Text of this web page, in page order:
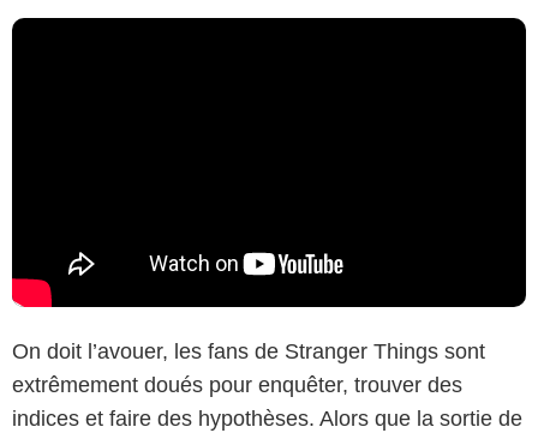
On doit l’avouer, les fans de Stranger Things sont
extrêmement doués pour enquêter, trouver des
indices et faire des hypothèses. Alors que la sortie de